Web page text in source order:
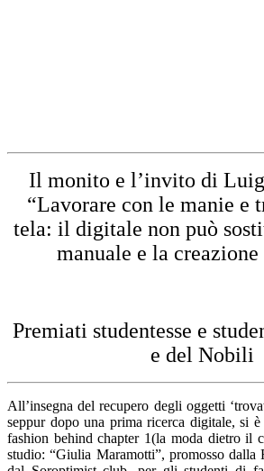
Il monito e l’invito di
“Lavorare con le manie e
tela: il digitale non può
manuale e la
Premiati studentesse e
e del Nobili
All’insegna del recupero degli oggetti
seppur dopo una prima ricerca digitale, si
fashion behind chapter 1(la moda dietro il
studio: “Giulia Maramotti”, promosso dalla